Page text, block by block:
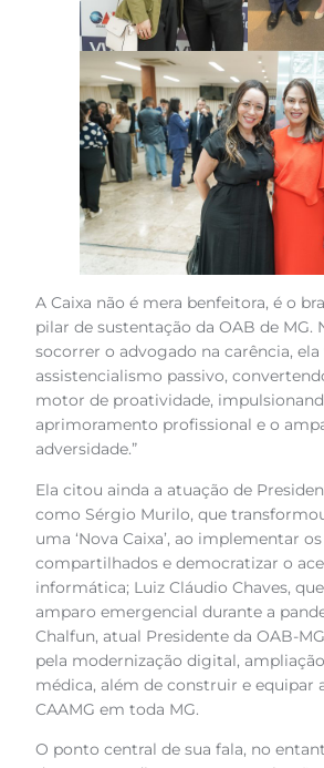
A Caixa não é mera benfeitora, é o
pilar de sustentação da OAB de MG.
socorrer o advogado na carência,
assistencialismo passivo,
motor de proatividade,
aprimoramento profissional e o
adversidade.”
Ela citou ainda a atuação de
como Sérgio Murilo, que
uma ‘Nova Caixa’, ao implementar
compartilhados e democratizar o
informática; Luiz Cláudio Chaves,
amparo emergencial durante a
Chalfun, atual Presidente da OAB-
pela modernização digital,
médica, além de construir e equipar
CAAMG em toda MG.
O ponto central de sua fala, no